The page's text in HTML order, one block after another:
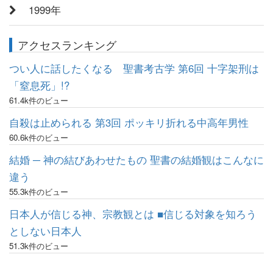
1999年
アクセスランキング
つい人に話したくなる 聖書考古学 第6回 十字架刑は
「窒息死」!?
61.4k件のビュー
自殺は止められる 第3回 ポッキリ折れる中高年男性
60.6k件のビュー
結婚 ─ 神の結びあわせたもの 聖書の結婚観はこんなに
違う
55.3k件のビュー
日本人が信じる神、宗教観とは ■信じる対象を知ろう
としない日本人
51.3k件のビュー